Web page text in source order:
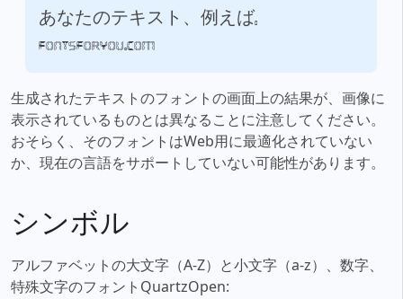
あなたのテキスト、例えば,
fontsforyou.com
生成されたテキストのフォントの画面上の結果が、画像に
表示されているものとは異なることに注意してください。
おそらく、そのフォントはWeb用に最適化されていない
か、現在の言語をサポートしていない可能性があります。
シンボル
アルファベットの大文字（A-Z）と小文字（a-z）、数字、
特殊文字のフォントQuartzOpen: